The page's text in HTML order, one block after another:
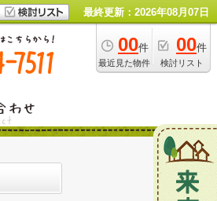
最終更新：2026年08月07日
00件
最近見た物件
00件
検討リスト